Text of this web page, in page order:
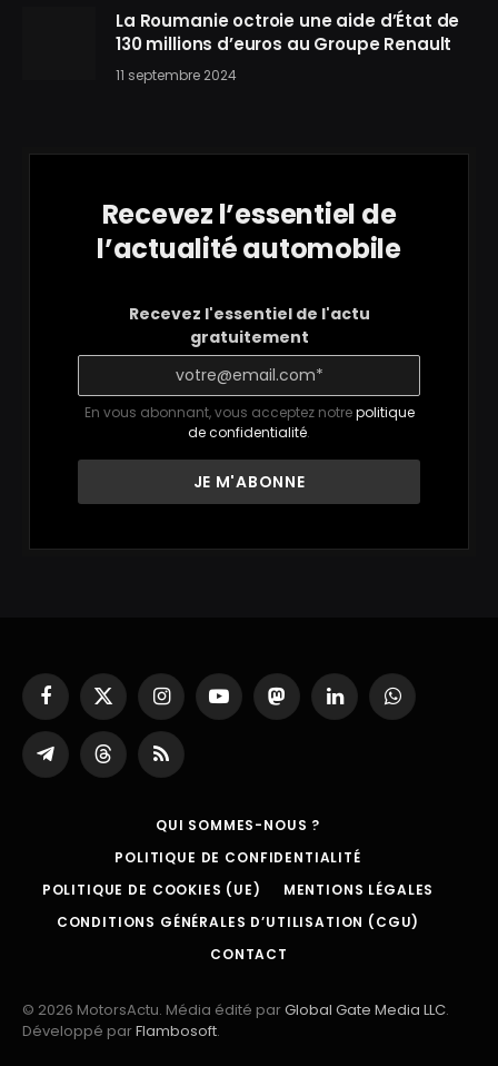
La Roumanie octroie une aide d’État de
130 millions d’euros au Groupe Renault
11 septembre 2024
Recevez l’essentiel de
l’actualité automobile
Recevez l'essentiel de l'actu
gratuitement
En vous abonnant, vous acceptez notrepolitique
de confidentialité.
Facebook
X
(Twitter)
InstagramYouTubeMastodonLinkedInWhatsApp
Partager
sur
ThreadsRSS
QUI SOMMES-NOUS ?
POLITIQUE DE CONFIDENTIALITÉ
POLITIQUE DE COOKIES (UE)
MENTIONS LÉGALES
CONDITIONS GÉNÉRALES D’UTILISATION (CGU)
CONTACT
© 2026 MotorsActu. Média édité parGlobal Gate Media LLC.
Développé parFlambosoft.